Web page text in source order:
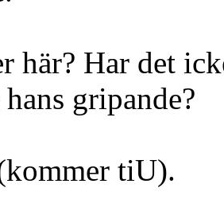
här? Har det
gripande?
tiU).